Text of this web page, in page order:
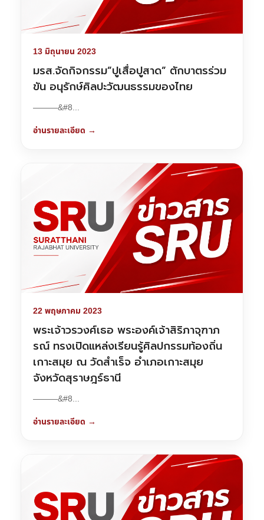
13 มิถุนายน 2023
มรส.จัดกิจกรรม”ปูเสื่อปูสาด” ตักบาตรร่วม
ขัน อนุรักษ์ศิลปะวัฒนธรรมของไทย
———&#8...
อ่านรายละเอียด →
22 พฤษภาคม 2023
พระเจ้าวรวงศ์เธอ พระองค์เจ้าสิริภาจุฑาภ
รณ์ ทรงเปิดแหล่งเรียนรู้ศิลปกรรมท้องถิ่น
เกาะสมุย ณ วัดสำเร็จ อำเภอเกาะสมุย
จังหวัดสุราษฎร์ธานี
———&#8...
อ่านรายละเอียด →